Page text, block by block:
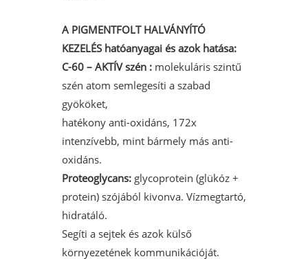
A PIGMENTFOLT HALVÁNYÍTÓ
KEZELÉS hatóanyagai és azok hatása:
C-60 – AKTÍV szén :molekuláris szintű
szén atom semlegesíti a szabad
gyököket,
hatékony anti-oxidáns, 172x
intenzívebb, mint bármely más anti-
oxidáns.
Proteoglycans:glycoprotein (glükóz +
protein) szójából kivonva. Vízmegtartó,
hidratáló.
Segíti a sejtek és azok külső
környezetének kommunikációját.